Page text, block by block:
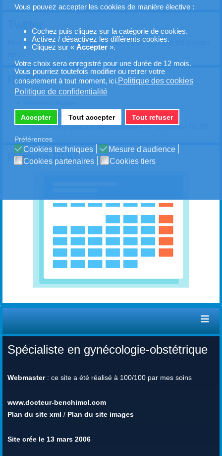
Vous pouvez accepter les cookies de manière élective :
Cochez puis cliquez sur la catégorie de cookies.
Activez / désactivez les différents cookies.
Cliquez sur « Accepter».
Votre choix sera enregistré pour une durée de 12 mois.
Vous pourriez toutefois modifier ou retirer votre
consetement à tout moment, ici.Politique des cookies
Politique de confidentialité
Accepter Tout accepter Tout refuser
Préférences
Cookies techniques
Mesure d'audience
Cookies partenaires
Cookies tiers
Pour voir mon fil Twitter veuillez cocher puis accepter les cookies
RGPD
Utilisation des cookies
Politique de protection des données et engagement RGPD
Prendre RDV
≡
Spécialiste en gynécologie-obstétrique
Webmaster: ce site a été réalisé à 100/100 par mes soins
www.docteur-benchimol.com
Plan du site xml / Plan du site images
Site crée le 13 mars 2006